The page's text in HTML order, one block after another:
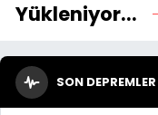
Yükleniyor...
SON DEPREMLER